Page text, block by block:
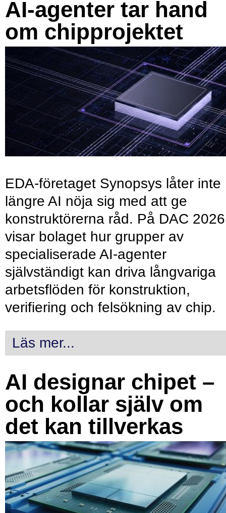
AI-agenter tar hand
om chipprojektet
EDA-företaget Synopsys låter inte
längre AI nöja sig med att ge
konstruktörerna råd. På DAC 2026
visar bolaget hur grupper av
specialiserade AI-agenter
självständigt kan driva långvariga
arbetsflöden för konstruktion,
verifiering och felsökning av chip.
Läs mer...
AI designar chipet –
och kollar själv om
det kan tillverkas